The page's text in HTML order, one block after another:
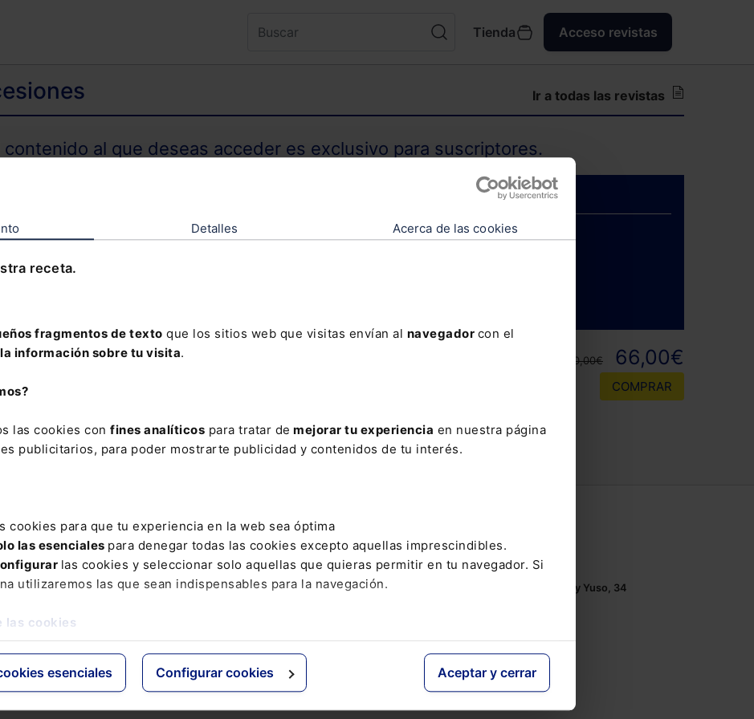
Detalles Acerca de las cookies
receta.
fragmentos de texto que los sitios web que visitas envían al navegador con el
información sobre tu visita.
las cookies con fines analíticos para tratar de mejorar tu experiencia en nuestra página
publicitarios, para poder mostrarte publicidad y contenidos de tu interés.
cookies para que tu experiencia en la web sea óptima
las esenciales para denegar todas las cookies excepto aquellas imprescindibles.
las cookies y seleccionar solo aquellas que quieras permitir en tu navegador. Si
utilizaremos las que sean indispensables para la navegación.
las cookies
esenciales Configurar cookies Aceptar y cerrar
Tienda Acceso revistas
Ir a todas las revistas
contenido al que deseas acceder es exclusivo para suscriptores.
todavía no te has suscrito, no pierdas está oportunidad y
tu acceso con un
110,00€ 66,00€
COMPRAR
Jurídicos
de Derecho
Expertos
Comentados
Grupo Lefebvre
ELS
El Derecho
Espacio Asesoría
Tel.: 91 210 80 00
Mándanos unemail
Monasterios de Suso y Yuso, 34